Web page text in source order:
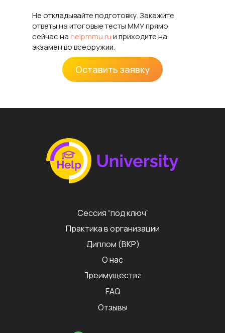
Не откладывайте подготовку. Закажите
ответы на итоговые тесты ММУ прямо
сейчас наhelpmmu.ruи приходите на
экзамен во всеоружии.
Оставить заявку
Сессия “под ключ”
Практика в организации
Диплом (ВКР)
О нас
Преимущества
FAQ
Отзывы